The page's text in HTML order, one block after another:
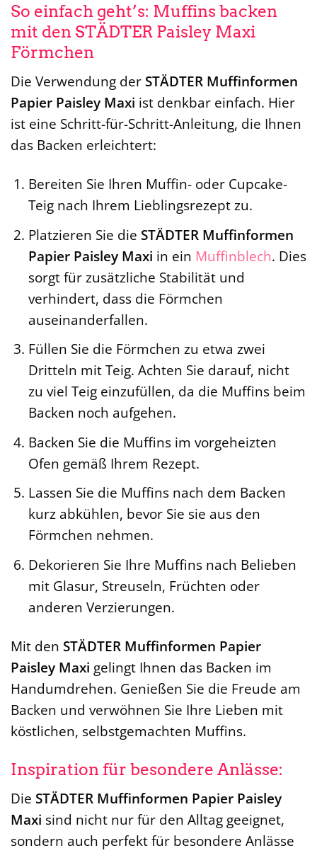
So einfach geht’s: Muffins backen
mit den STÄDTER Paisley Maxi
Förmchen
Die Verwendung der STÄDTER Muffinformen
Papier Paisley Maxi ist denkbar einfach. Hier
ist eine Schritt-für-Schritt-Anleitung, die Ihnen
das Backen erleichtert:
Bereiten Sie Ihren Muffin- oder Cupcake-
Teig nach Ihrem Lieblingsrezept zu.
Platzieren Sie die STÄDTER Muffinformen
Papier Paisley Maxi in ein Muffinblech. Dies
sorgt für zusätzliche Stabilität und
verhindert, dass die Förmchen
auseinanderfallen.
Füllen Sie die Förmchen zu etwa zwei
Dritteln mit Teig. Achten Sie darauf, nicht
zu viel Teig einzufüllen, da die Muffins beim
Backen noch aufgehen.
Backen Sie die Muffins im vorgeheizten
Ofen gemäß Ihrem Rezept.
Lassen Sie die Muffins nach dem Backen
kurz abkühlen, bevor Sie sie aus den
Förmchen nehmen.
Dekorieren Sie Ihre Muffins nach Belieben
mit Glasur, Streuseln, Früchten oder
anderen Verzierungen.
Mit den STÄDTER Muffinformen Papier
Paisley Maxi gelingt Ihnen das Backen im
Handumdrehen. Genießen Sie die Freude am
Backen und verwöhnen Sie Ihre Lieben mit
köstlichen, selbstgemachten Muffins.
Inspiration für besondere Anlässe:
Die STÄDTER Muffinformen Papier Paisley
Maxi sind nicht nur für den Alltag geeignet,
sondern auch perfekt für besondere Anlässe